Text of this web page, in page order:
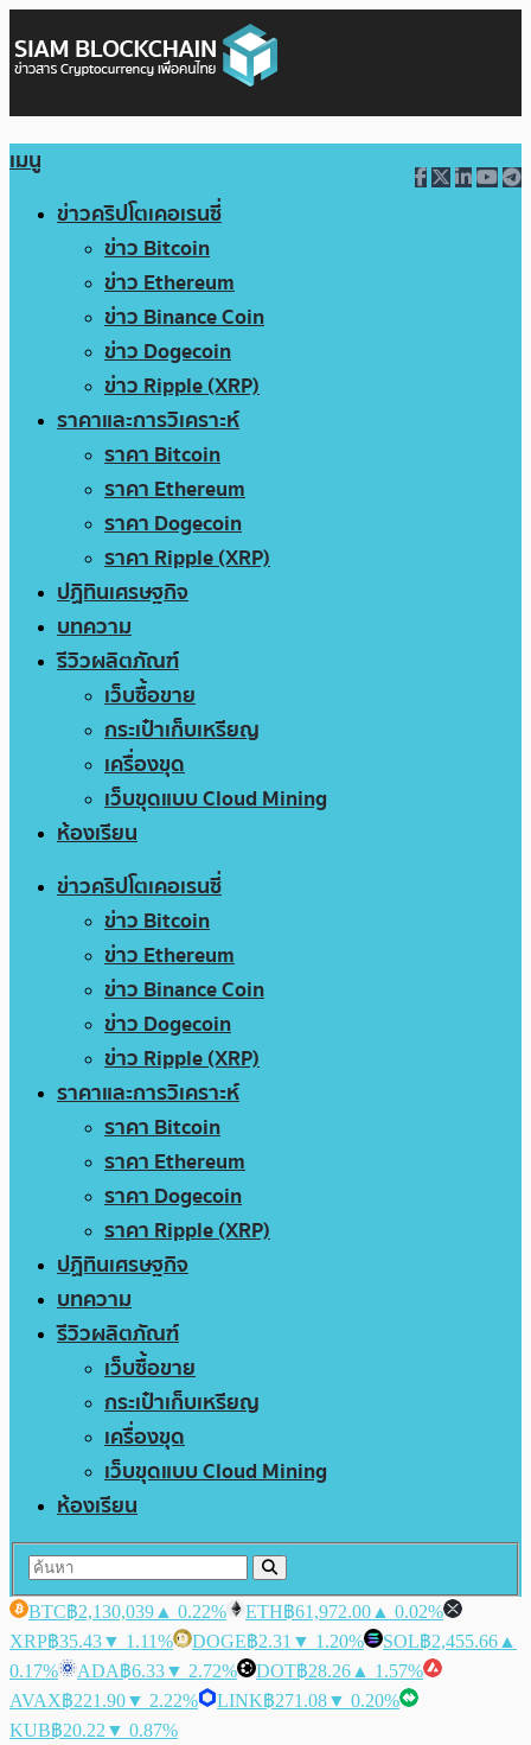
เมนู
ข่าวคริปโตเคอเรนซี่
ข่าว Bitcoin
ข่าว Ethereum
ข่าว Binance Coin
ข่าว Dogecoin
ข่าว Ripple (XRP)
ราคาและการวิเคราะห์
ราคา Bitcoin
ราคา Ethereum
ราคา Dogecoin
ราคา Ripple (XRP)
ปฏิทินเศรษฐกิจ
บทความ
รีวิวผลิตภัณฑ์
เว็บซื้อขาย
กระเป๋าเก็บเหรียญ
เครื่องขุด
เว็บขุดแบบ Cloud Mining
ห้องเรียน
ข่าวคริปโตเคอเรนซี่
ข่าว Bitcoin
ข่าว Ethereum
ข่าว Binance Coin
ข่าว Dogecoin
ข่าว Ripple (XRP)
ราคาและการวิเคราะห์
ราคา Bitcoin
ราคา Ethereum
ราคา Dogecoin
ราคา Ripple (XRP)
ปฏิทินเศรษฐกิจ
บทความ
รีวิวผลิตภัณฑ์
เว็บซื้อขาย
กระเป๋าเก็บเหรียญ
เครื่องขุด
เว็บขุดแบบ Cloud Mining
ห้องเรียน
BTC฿2,130,039 ▲ 0.22% ETH฿61,972.00 ▲ 0.02%
XRP฿35.43▼ 1.11% DOGE฿2.31 ▼ 1.20% SOL฿2,455.66 ▲
0.17%
ADA฿6.33▼ 2.72% DOT฿28.26 ▲ 1.57%
AVAX฿221.90▼ 2.22% LINK฿271.08▼ 0.20%
KUB฿20.22 ▼ 0.87%